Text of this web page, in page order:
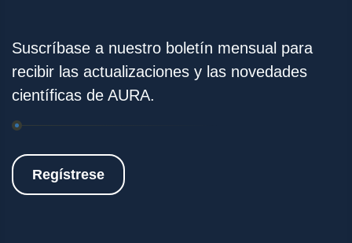
Suscríbase a nuestro boletín mensual para
recibir las actualizaciones y las novedades
científicas de AURA.
Regístrese